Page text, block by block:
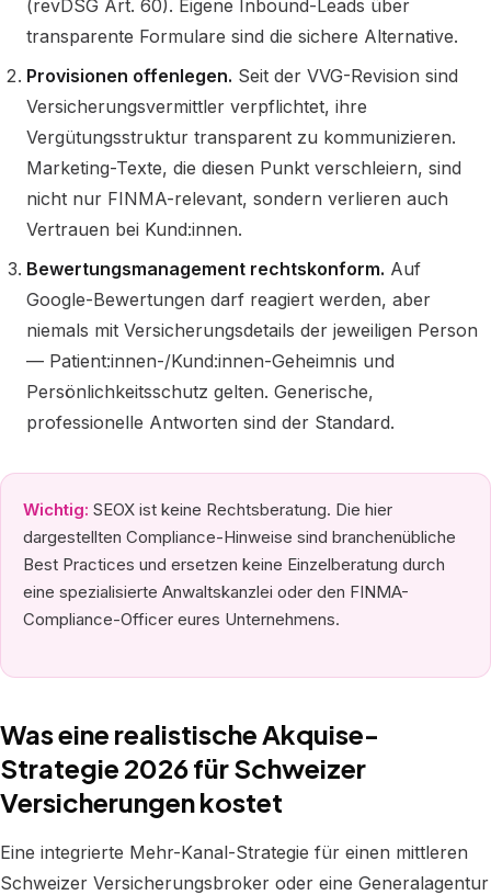
(revDSG Art. 60). Eigene Inbound-Leads über
transparente Formulare sind die sichere Alternative.
Provisionen offenlegen. Seit der VVG-Revision sind
Versicherungsvermittler verpflichtet, ihre
Vergütungsstruktur transparent zu kommunizieren.
Marketing-Texte, die diesen Punkt verschleiern, sind
nicht nur FINMA-relevant, sondern verlieren auch
Vertrauen bei Kund:innen.
Bewertungsmanagement rechtskonform. Auf
Google-Bewertungen darf reagiert werden, aber
niemals mit Versicherungsdetails der jeweiligen Person
— Patient:innen-/Kund:innen-Geheimnis und
Persönlichkeitsschutz gelten. Generische,
professionelle Antworten sind der Standard.
Wichtig: SEOX ist keine Rechtsberatung. Die hier
dargestellten Compliance-Hinweise sind branchenübliche
Best Practices und ersetzen keine Einzelberatung durch
eine spezialisierte Anwaltskanzlei oder den FINMA-
Compliance-Officer eures Unternehmens.
Was eine realistische Akquise-
Strategie 2026 für Schweizer
Versicherungen kostet
Eine integrierte Mehr-Kanal-Strategie für einen mittleren
Schweizer Versicherungsbroker oder eine Generalagentur